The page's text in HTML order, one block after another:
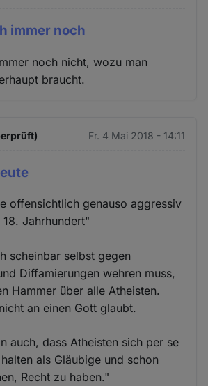
immer noch
noch nicht, wozu man
braucht.
Fr. 4 Mai 2018 - 14:11
offensichtlich genauso aggressiv
Jahrhundert"
scheinbar selbst gegen
Diffamierungen wehren muss,
Hammer über alle Atheisten.
an einen Gott glaubt.
auch, dass Atheisten sich per se
als Gläubige und schon
Recht zu haben."